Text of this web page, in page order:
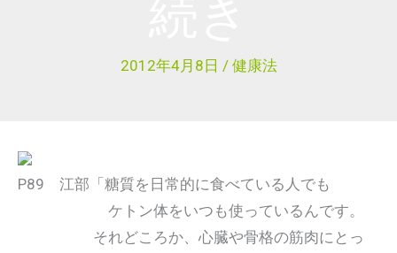
2012年4月8日 / 健康法
P89 江部「糖質を日常的に食べている人でも
ケトン体をいつも使っているんです。
それどころか、心臓や骨格の筋肉にとっ